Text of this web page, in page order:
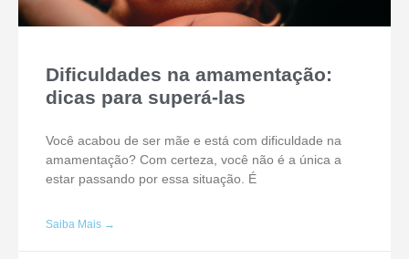
Dificuldades na amamentação:
dicas para superá-las
Você acabou de ser mãe e está com dificuldade na
amamentação? Com certeza, você não é a única a
estar passando por essa situação. É
Saiba Mais →